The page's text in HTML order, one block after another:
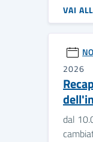
VAI
2026
dal